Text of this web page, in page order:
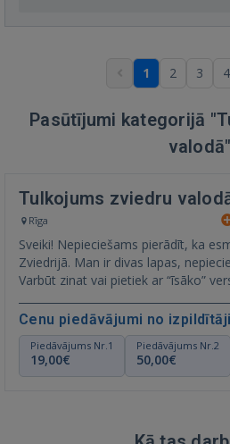
1 2 3 4
Pasūtījumi kategorijā
valodā"
Tulkojums zviedru
Rīga
Sveiki! Nepieciešams pierādīt, ka esmu maksājusi nodokļus
Zviedrijā. Man ir divas lapas,
Varbūt zinat vai pietiek ar “īsāko”
Cenu piedāvājumi no
Piedāvājums Nr.1
19,00€
Piedāvājums Nr.2
50,00€